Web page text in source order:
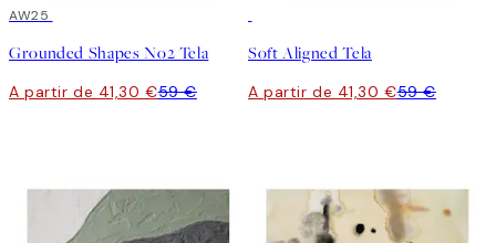
30%*
AW25
Grounded Shapes No2 Tela
A partir de 41,30 €59 €
Soft Aligned Tela
A partir de 41,30 €59 €